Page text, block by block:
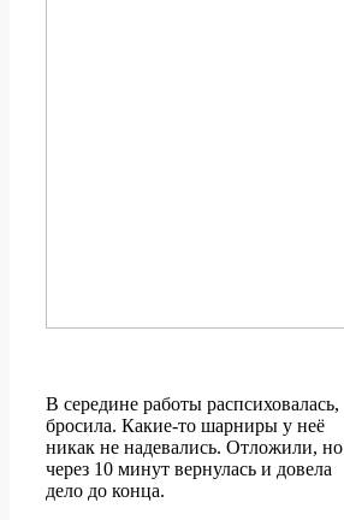
В середине работы распсиховалась,
бросила. Какие-то шарниры у неё
никак не надевались. Отложили, но
через 10 минут вернулась и довела
дело до конца.